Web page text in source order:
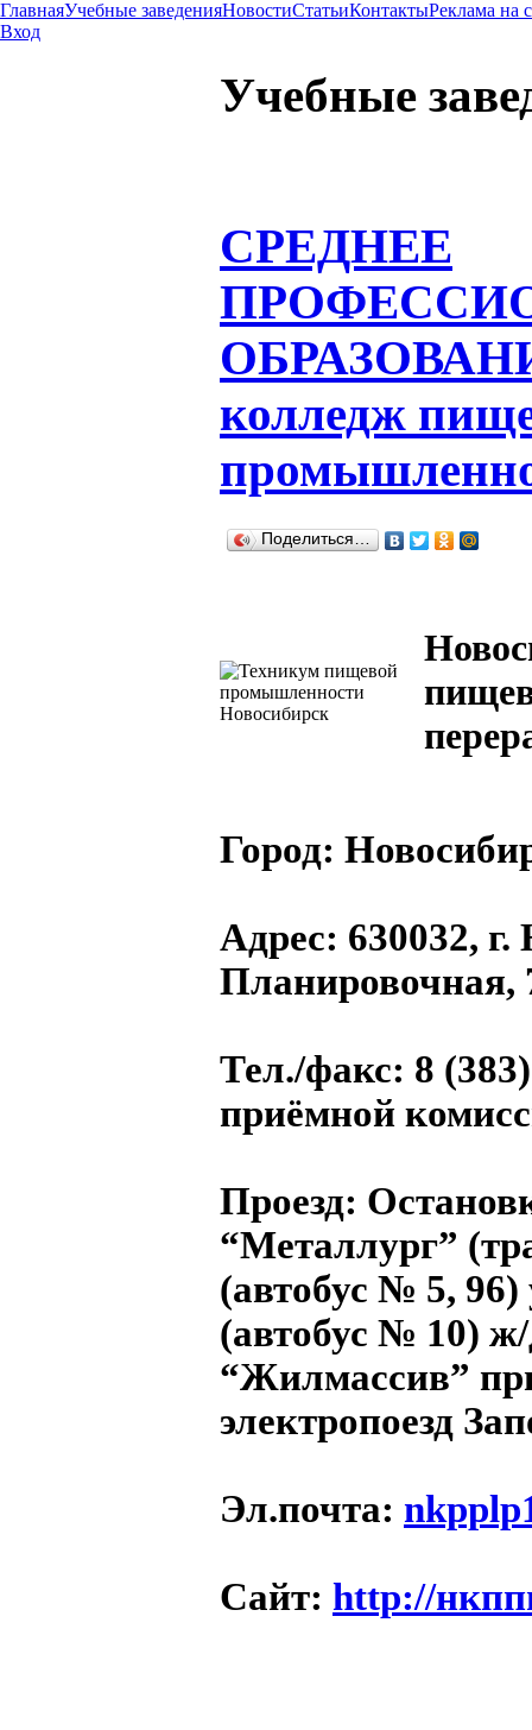
ГлавнаяУчебные заведенияНовостиСтатьиКонтактыРеклама на
Вход
Учебные
СРЕДНЕЕ
колледж
Поделиться…
Город:
Адрес: 630032,
Планировочная,
Тел./факс: 8
приёмной
Проезд:
“Металлург”
(автобус № 5,
(автобус № 10)
“Жилмассив”
электропоезд
Эл.почта:
Сайт: http://